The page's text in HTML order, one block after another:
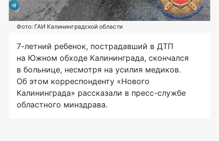
Фото: ГАИ Калининградской области
7-летний ребенок, пострадавший в ДТП
на Южном обходе Калининграда, скончался
в больнице, несмотря на усилия медиков.
Об этом корреспонденту «Нового
Калининграда» рассказали в пресс-службе
областного минздрава.